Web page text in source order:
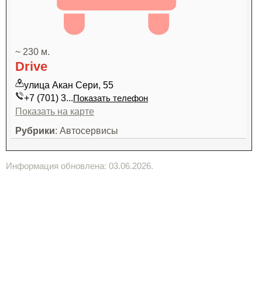
~ 230 м.
Drive
улица Акан Сери, 55
+7 (701) 3...Показать телефон
Показать на карте
Рубрики: Автосервисы
Информация обновлена: 03.06.2026.